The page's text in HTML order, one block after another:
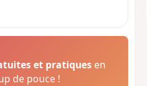
et pratiques en
de pouce !